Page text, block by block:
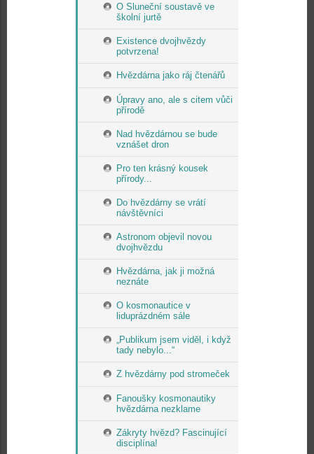
O Sluneční soustavě ve
školní jurtě
Existence dvojhvězdy
potvrzena!
Hvězdárna jako ráj čtenářů
Úpravy ano, ale s citem vůči
přírodě
Nad hvězdárnou se bude
vznášet dron
Pro ten krásný kousek
přírody...
Do hvězdárny se vrátí
návštěvníci
Astronom objevil novou
dvojhvězdu
Hvězdárna, jak ji možná
neznáte
O kosmonautice v
liduprázdném sále
„Publikum jsem viděl, i když
tady nebylo...“
Z hvězdárny pod stromeček
Fanoušky kosmonautiky
hvězdárna nezklame
Zákryty hvězd? Fascinující
disciplína!